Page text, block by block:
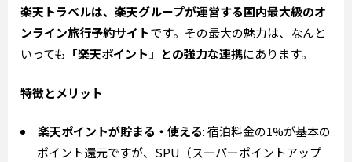
楽天トラベルは、楽天グループが運営する国内最大級のオ
ンライン旅行予約サイトです。その最大の魅力は、なんと
いっても 「楽天ポイント」との強力な連携にあります。
特徴とメリット
楽天ポイントが貯まる・使える: 宿泊料金の1%が基本の
ポイント還元ですが、SPU（スーパーポイントアップ